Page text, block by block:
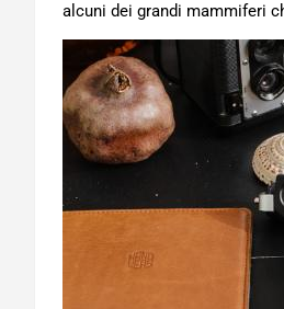
alcuni dei grandi mammiferi